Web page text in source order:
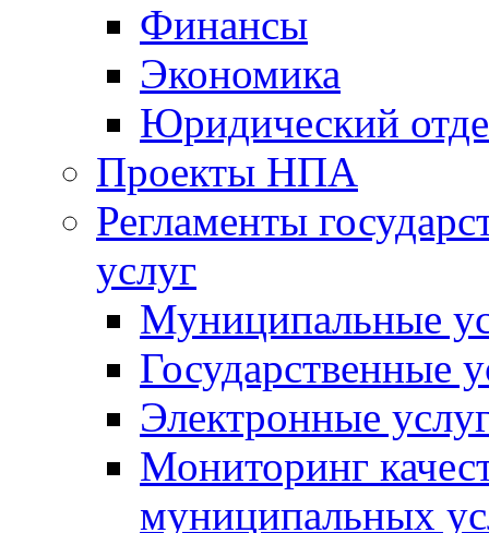
Финансы
Экономика
Юридический
Проекты НПА
Регламенты
услуг
Муниципальные
Государственные
Электронные
Мониторинг
муниципальных